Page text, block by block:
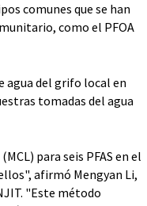
comunes que se han
como el PFOA
agua del grifo local en
tomadas del agua
para seis PFAS en el
afirmó Mengyan Li,
"Este método